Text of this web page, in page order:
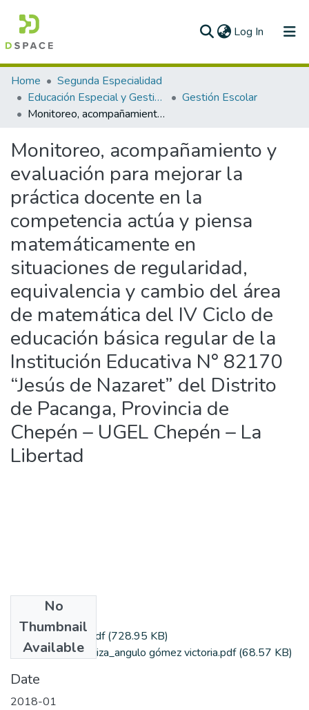
Log In (current)
Communities & Collections
All of DSpace
Home
Segunda Especialidad
Educación Especial y Gestión Escolar
Gestión Escolar
Monitoreo, acompañamiento y evaluación para mejorar la práctica docente en la competencia actúa y piensa matemáticamente en situaciones de regularidad, equivalencia y cambio del área de matemática del IV Ciclo de educación básica regular de la Institución Educativa N° 82170 “Jesús de Nazaret” del Distrito de Pacanga, Provincia de Chepén – UGEL Chepén – La Libertad
Monitoreo, acompañamiento y
evaluación para mejorar la
práctica docente en la
competencia actúa y piensa
matemáticamente en
situaciones de regularidad,
equivalencia y cambio del área
de matemática del IV Ciclo de
educación básica regular de la
Institución Educativa N° 82170
“Jesús de Nazaret” del Distrito
de Pacanga, Provincia de
Chepén – UGEL Chepén – La
Libertad
No
Thumbnail
Available
angulog_victoria.pdf(728.95 KB)
Formato_Autoriza_angulo gómez victoria.pdf(68.57 KB)
Date
2018-01